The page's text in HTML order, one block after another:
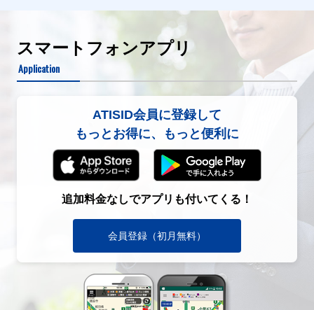
スマートフォンアプリ
Application
ATISID会員に登録して
もっとお得に、もっと便利に
追加料金なしでアプリも付いてくる！
会員登録（初月無料）